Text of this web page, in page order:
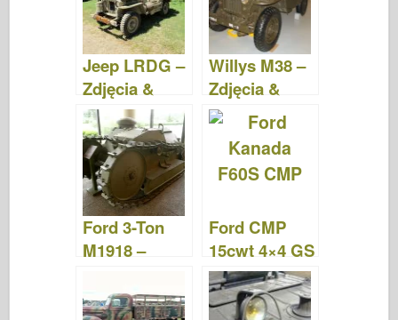
Jeep LRDG –
Zdjęcia &
Film
Willys M38 –
Zdjęcia &
wideo
Ford 3-Ton
M1918 –
Ford CMP
15cwt 4×4 GS
– Spacer